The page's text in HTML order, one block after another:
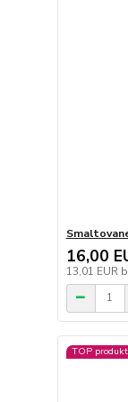
16,00
13,01 EUR
TOP produkt